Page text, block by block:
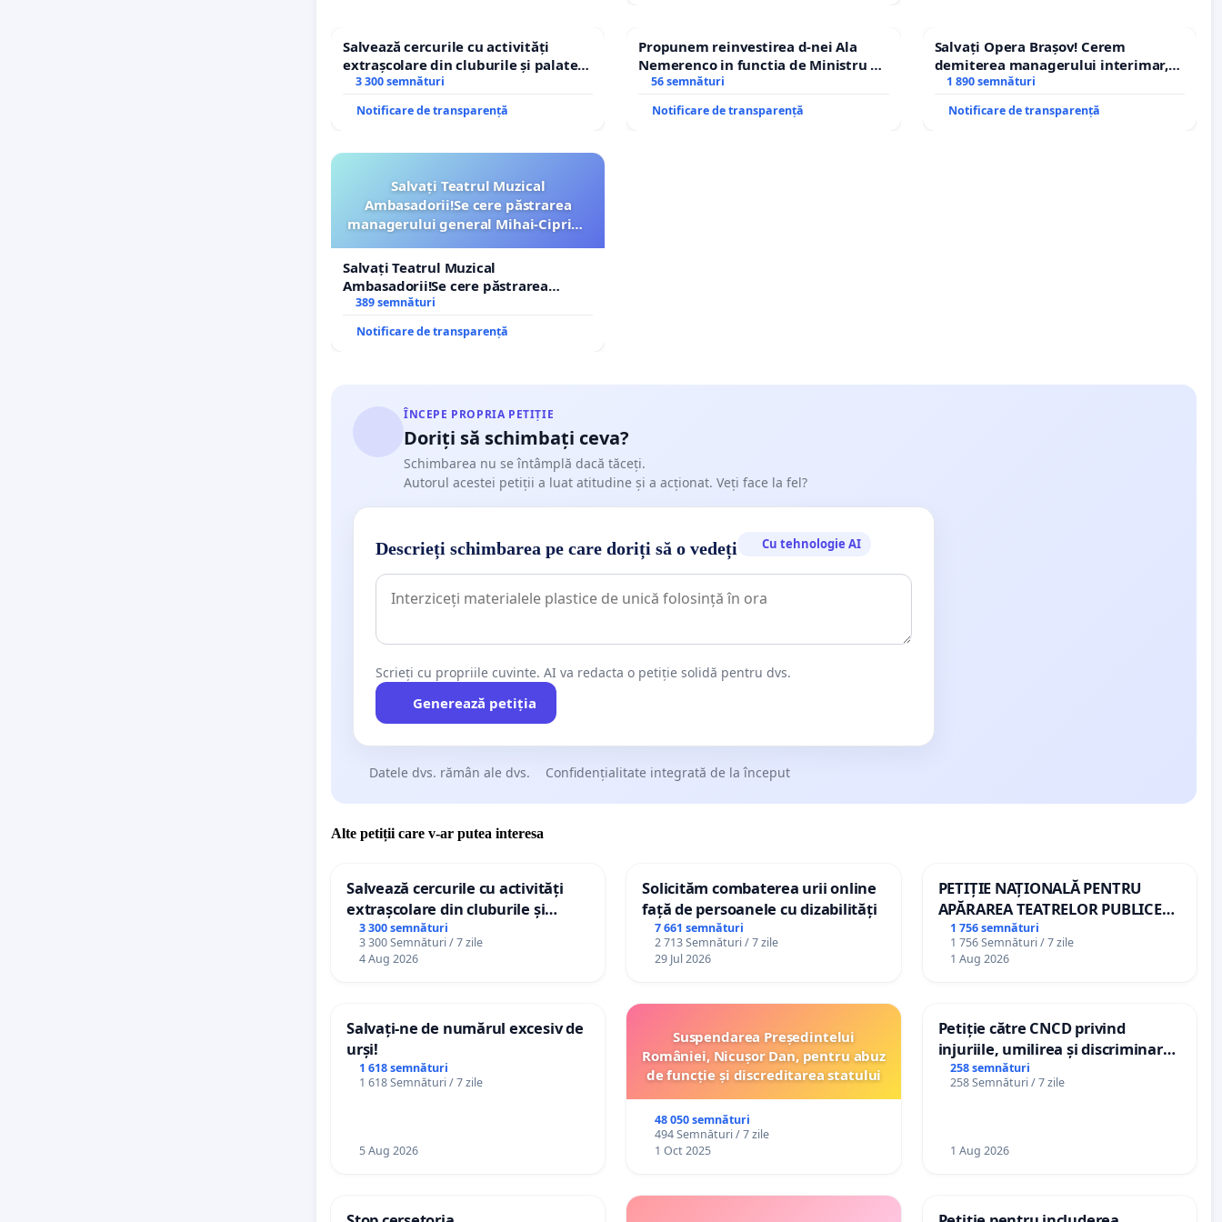
Salvează cercurile cu activități
extrașcolare din cluburile și palatele
copiilor
3 300 semnături
Notificare de transparență
Propunem reinvestirea d-nei Ala
Nemerenco in functia de Ministru al
Sanatatii
56 semnături
Notificare de transparență
Salvați Opera Brașov! Cerem
demiterea managerului interimar,
Petrean Lucian-Marius!
1 890 semnături
Notificare de transparență
Salvați Teatrul Muzical
Ambasadorii!Se cere păstrarea
managerului general Mihai-Ciprian
Salvați Teatrul Muzical
Ambasadorii!Se cere păstrarea
managerului general Mihai-Ciprian
389 semnături
Notificare de transparență
ÎNCEPE PROPRIA PETIȚIE
Doriți să schimbați ceva?
Schimbarea nu se întâmplă dacă tăceți.
Autorul acestei petiții a luat atitudine și a acționat. Veți face la fel?
Descrieți schimbarea pe care doriți să o vedeți Cu tehnologie AI
Scrieți cu propriile cuvinte. AI va redacta o petiție solidă pentru dvs.
Generează petiția
Datele dvs. rămân ale dvs. Confidențialitate integrată de la început
Alte petiții care v-ar putea interesa
Salvează cercurile cu activități
extrașcolare din cluburile și
palatele copiilor
3 300 semnături
3 300 Semnături / 7 zile
4 Aug 2026
Solicităm combaterea urii online
față de persoanele cu dizabilități
7 661 semnături
2 713 Semnături / 7 zile
29 Jul 2026
PETIȚIE NAȚIONALĂ PENTRU
APĂRAREA TEATRELOR PUBLICE
DE REPERTORIU DIN ROMÂNIA
1 756 semnături
1 756 Semnături / 7 zile
1 Aug 2026
Salvați-ne de numărul excesiv de
urși!
1 618 semnături
1 618 Semnături / 7 zile
5 Aug 2026
Suspendarea Președintelui
României, Nicușor Dan, pentru abuz
de funcție și discreditarea statului
48 050 semnături
494 Semnături / 7 zile
1 Oct 2025
Petiție către CNCD privind
injuriile, umilirea și discriminarea
persoanelor cu dizabilități de
către utilizatorul TikTok „Gorici”
258 semnături
258 Semnături / 7 zile
1 Aug 2026